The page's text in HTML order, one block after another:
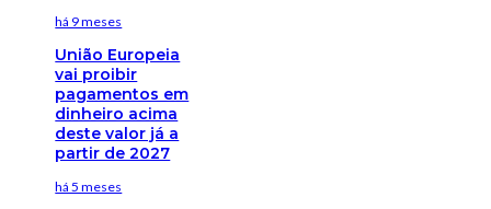
há 9 meses
União Europeia
vai proibir
pagamentos em
dinheiro acima
deste valor já a
partir de 2027
há 5 meses